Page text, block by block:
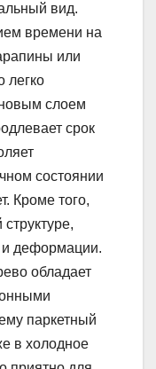
вид.
времени на
или
легко
слоем
срок
состоянии
Кроме того,
и деформации.
обладает
паркетный
в холодное